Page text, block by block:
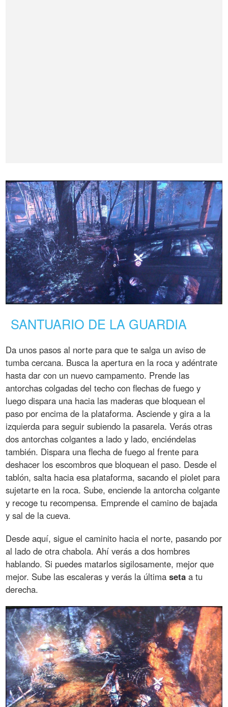
SANTUARIO DE LA GUARDIA
Da unos pasos al norte para que te salga un aviso de
tumba cercana. Busca la apertura en la roca y adéntrate
hasta dar con un nuevo campamento. Prende las
antorchas colgadas del techo con flechas de fuego y
luego dispara una hacia las maderas que bloquean el
paso por encima de la plataforma. Asciende y gira a la
izquierda para seguir subiendo la pasarela. Verás otras
dos antorchas colgantes a lado y lado, enciéndelas
también. Dispara una flecha de fuego al frente para
deshacer los escombros que bloquean el paso. Desde el
tablón, salta hacia esa plataforma, sacando el piolet para
sujetarte en la roca. Sube, enciende la antorcha colgante
y recoge tu recompensa. Emprende el camino de bajada
y sal de la cueva.
Desde aquí, sigue el caminito hacia el norte, pasando por
al lado de otra chabola. Ahí verás a dos hombres
hablando. Si puedes matarlos sigilosamente, mejor que
mejor. Sube las escaleras y verás la últimaseta a tu
derecha.